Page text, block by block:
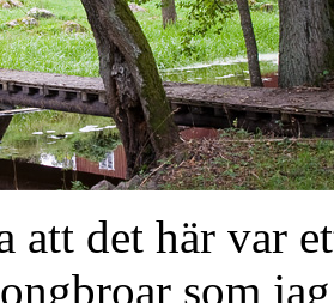
att det här var
som